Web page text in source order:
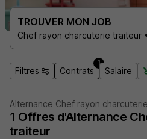
TROUVER MON JOB
Chef rayon charcuterie traiteur
Filtres Contrats
1
Salaire
Alternance Chef rayon
1 Offres d'Alternance
traiteur